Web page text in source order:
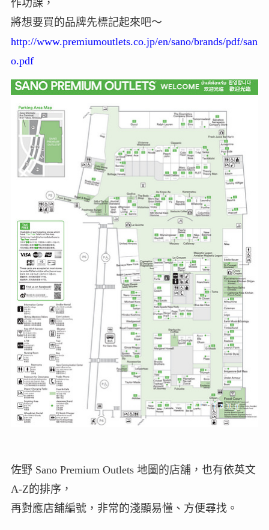
作功課，
將想要買的品牌先標記起來吧～
http://www.premiumoutlets.co.jp/en/sano/brands/pdf/san
o.pdf
佐野 Sano Premium Outlets 地圖的店舖，也有依英文
A-Z的排序，
再對應店舖編號，非常的淺顯易懂、方便尋找。